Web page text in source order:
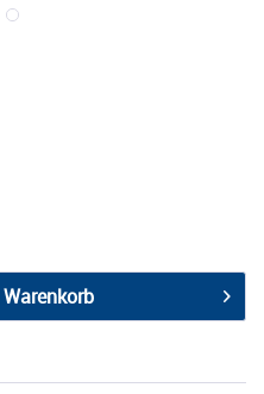
Warenkorb